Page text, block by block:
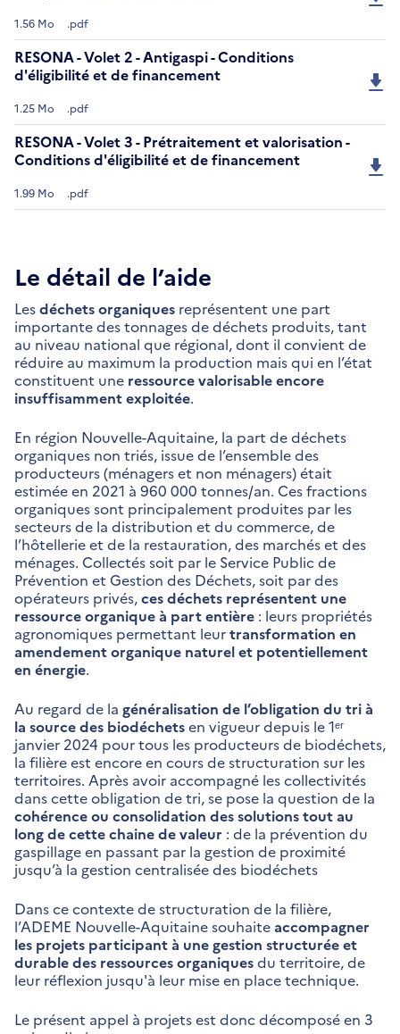
1.56 Mo .pdf
RESONA - Volet 2 - Antigaspi - Conditions
d'éligibilité et de financement
1.25 Mo .pdf
RESONA - Volet 3 - Prétraitement et valorisation -
Conditions d'éligibilité et de financement
1.99 Mo .pdf
Le détail de l’aide
Lesdéchets organiques représentent une part
importante des tonnages de déchets produits, tant
au niveau national que régional, dont il convient de
réduire au maximum la production mais qui en l’état
constituent une ressource valorisable encore
insuffisamment exploitée.
En région Nouvelle-Aquitaine, la part de déchets
organiques non triés, issue de l’ensemble des
producteurs (ménagers et non ménagers) était
estimée en 2021 à 960 000 tonnes/an. Ces fractions
organiques sont principalement produites par les
secteurs de la distribution et du commerce, de
l’hôtellerie et de la restauration, des marchés et des
ménages. Collectés soit par le Service Public de
Prévention et Gestion des Déchets, soit par des
opérateurs privés,ces déchets représentent une
ressource organique à part entière : leurs propriétés
agronomiques permettant leurtransformation en
amendement organique naturel et potentiellement
en énergie.
Au regard de la généralisation de l’obligation du tri à
la source des biodéchetsen vigueur depuis le 1ᵉʳ
janvier 2024 pour tous les producteurs de biodéchets,
la filière est encore en cours de structuration sur les
territoires. Après avoir accompagné les collectivités
dans cette obligation de tri, se pose la question de la
cohérence ou consolidation des solutions tout au
long de cette chaine de valeur : de la prévention du
gaspillage en passant par la gestion de proximité
jusqu’à la gestion centralisée des biodéchets
Dans ce contexte de structuration de la filière,
l’ADEME Nouvelle-Aquitaine souhaiteaccompagner
les projets participant à une gestion structurée et
durable des ressources organiquesdu territoire, de
leur réflexion jusqu'à leur mise en place technique.
Le présent appel à projets est donc décomposé en 3